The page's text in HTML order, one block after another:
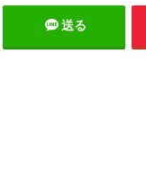
送る